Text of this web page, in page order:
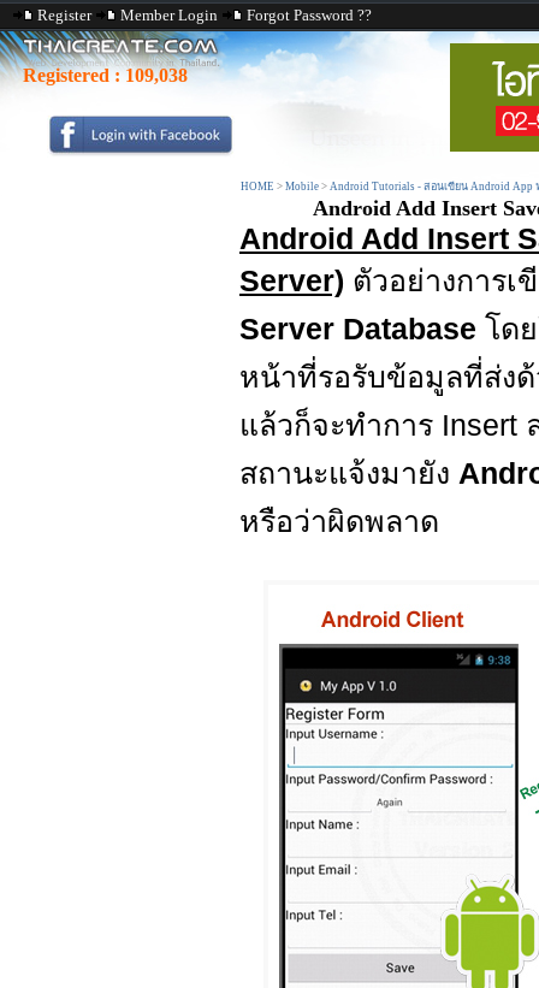
Register Member Login Forgot Password ??
Registered : 109,038
HOME > Mobile > Android Tutorials - สอนเขียน Android App
Android Add Insert
Android Add Insert
Server) ตัวอย่างการเ
Server Database โด
หน้าที่รอรับข้อมูลที่ส่ง
แล้วก็จะทำการ Insert
สถานะแจ้งมายัง
หรือว่าผิดพลาด